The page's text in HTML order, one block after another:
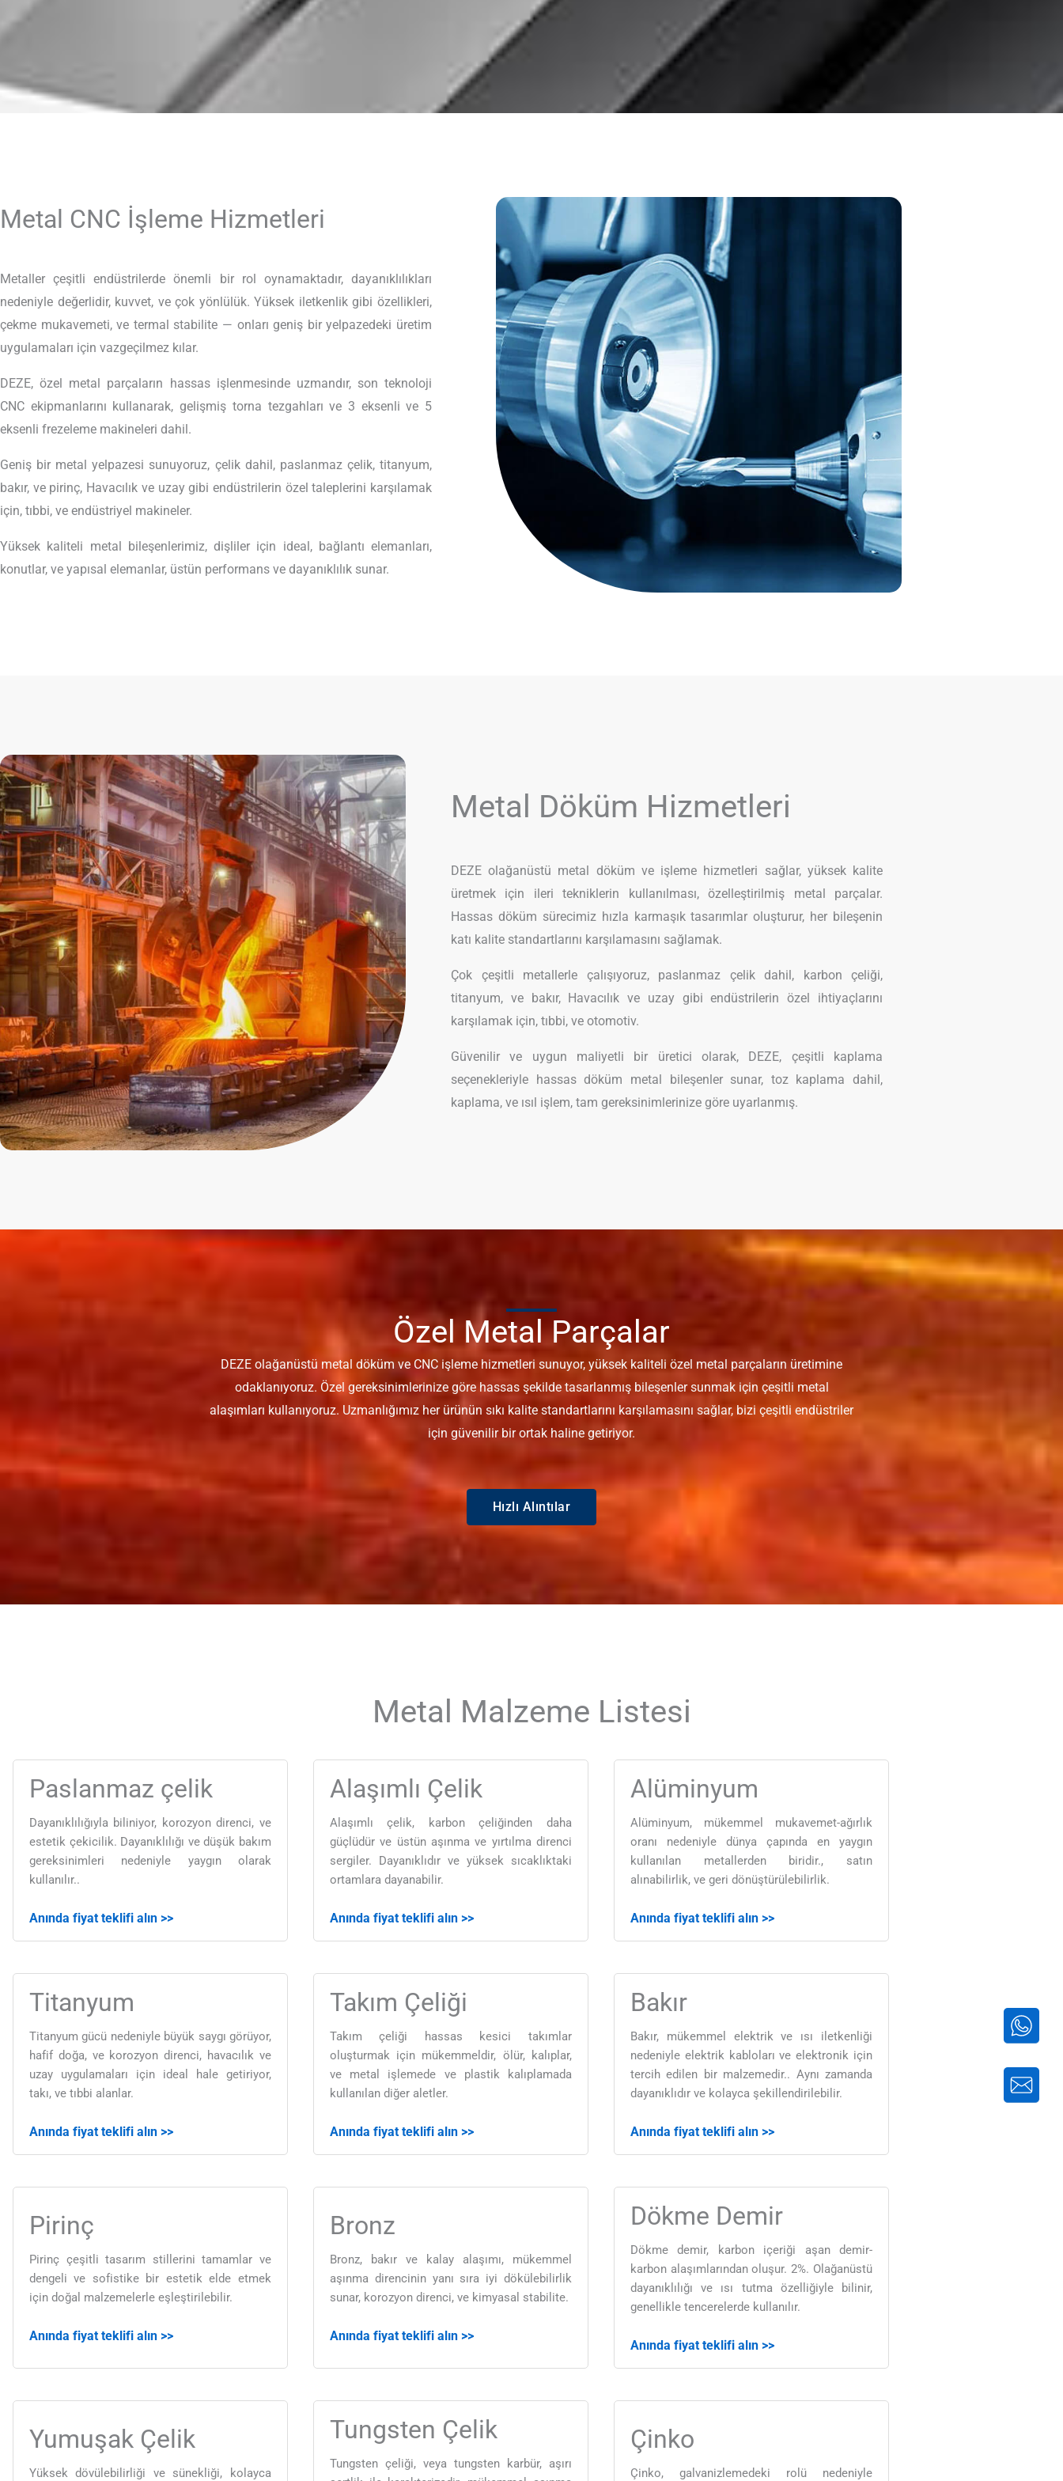
Metal CNC İşleme Hizmetleri
Metaller çeşitli endüstrilerde önemli bir rol oynamaktadır, dayanıklılıkları
nedeniyle değerlidir, kuvvet, ve çok yönlülük. Yüksek iletkenlik gibi özellikleri,
çekme mukavemeti, ve termal stabilite — onları geniş bir yelpazedeki üretim
uygulamaları için vazgeçilmez kılar.
DEZE, özel metal parçaların hassas işlenmesinde uzmandır, son teknoloji
CNC ekipmanlarını kullanarak, gelişmiş torna tezgahları ve 3 eksenli ve 5
eksenli frezeleme makineleri dahil.
Geniş bir metal yelpazesi sunuyoruz, çelik dahil, paslanmaz çelik, titanyum,
bakır, ve pirinç, Havacılık ve uzay gibi endüstrilerin özel taleplerini karşılamak
için, tıbbi, ve endüstriyel makineler.
Yüksek kaliteli metal bileşenlerimiz, dişliler için ideal, bağlantı elemanları,
konutlar, ve yapısal elemanlar, üstün performans ve dayanıklılık sunar.
Metal Döküm Hizmetleri
DEZE olağanüstü metal döküm ve işleme hizmetleri sağlar, yüksek kalite
üretmek için ileri tekniklerin kullanılması, özelleştirilmiş metal parçalar.
Hassas döküm sürecimiz hızla karmaşık tasarımlar oluşturur, her bileşenin
katı kalite standartlarını karşılamasını sağlamak.
Çok çeşitli metallerle çalışıyoruz, paslanmaz çelik dahil, karbon çeliği,
titanyum, ve bakır, Havacılık ve uzay gibi endüstrilerin özel ihtiyaçlarını
karşılamak için, tıbbi, ve otomotiv.
Güvenilir ve uygun maliyetli bir üretici olarak, DEZE, çeşitli kaplama
seçenekleriyle hassas döküm metal bileşenler sunar, toz kaplama dahil,
kaplama, ve ısıl işlem, tam gereksinimlerinize göre uyarlanmış.
Özel Metal Parçalar
DEZE olağanüstü metal döküm ve CNC işleme hizmetleri sunuyor, yüksek kaliteli özel metal parçaların üretimine
odaklanıyoruz. Özel gereksinimlerinize göre hassas şekilde tasarlanmış bileşenler sunmak için çeşitli metal
alaşımları kullanıyoruz. Uzmanlığımız her ürünün sıkı kalite standartlarını karşılamasını sağlar, bizi çeşitli endüstriler
için güvenilir bir ortak haline getiriyor.
Hızlı Alıntılar
Metal Malzeme Listesi
Paslanmaz çelik
Dayanıklılığıyla biliniyor, korozyon direnci, ve
estetik çekicilik. Dayanıklılığı ve düşük bakım
gereksinimleri nedeniyle yaygın olarak
kullanılır..
Anında fiyat teklifi alın >>
Alaşımlı Çelik
Alaşımlı çelik, karbon çeliğinden daha
güçlüdür ve üstün aşınma ve yırtılma direnci
sergiler. Dayanıklıdır ve yüksek sıcaklıktaki
ortamlara dayanabilir.
Anında fiyat teklifi alın >>
Alüminyum
Alüminyum, mükemmel mukavemet-ağırlık
oranı nedeniyle dünya çapında en yaygın
kullanılan metallerden biridir., satın
alınabilirlik, ve geri dönüştürülebilirlik.
Anında fiyat teklifi alın >>
Titanyum
Titanyum gücü nedeniyle büyük saygı görüyor,
hafif doğa, ve korozyon direnci, havacılık ve
uzay uygulamaları için ideal hale getiriyor,
takı, ve tıbbi alanlar.
Anında fiyat teklifi alın >>
Takım Çeliği
Takım çeliği hassas kesici takımlar
oluşturmak için mükemmeldir, ölür, kalıplar,
ve metal işlemede ve plastik kalıplamada
kullanılan diğer aletler.
Anında fiyat teklifi alın >>
Bakır
Bakır, mükemmel elektrik ve ısı iletkenliği
nedeniyle elektrik kabloları ve elektronik için
tercih edilen bir malzemedir.. Aynı zamanda
dayanıklıdır ve kolayca şekillendirilebilir.
Anında fiyat teklifi alın >>
Pirinç
Pirinç çeşitli tasarım stillerini tamamlar ve
dengeli ve sofistike bir estetik elde etmek
için doğal malzemelerle eşleştirilebilir.
Anında fiyat teklifi alın >>
Bronz
Bronz, bakır ve kalay alaşımı, mükemmel
aşınma direncinin yanı sıra iyi dökülebilirlik
sunar, korozyon direnci, ve kimyasal stabilite.
Anında fiyat teklifi alın >>
Dökme Demir
Dökme demir, karbon içeriği aşan demir-
karbon alaşımlarından oluşur. 2%. Olağanüstü
dayanıklılığı ve ısı tutma özelliğiyle bilinir,
genellikle tencerelerde kullanılır.
Anında fiyat teklifi alın >>
Yumuşak Çelik
Yüksek dövülebilirliği ve sünekliği, kolayca
Tungsten Çelik
Tungsten çeliği, veya tungsten karbür, aşırı
Çinko
Çinko, galvanizlemedeki rolü nedeniyle